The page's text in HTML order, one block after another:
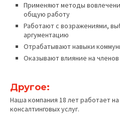
Применяют методы
общую работу
Работают с возражениями,
аргументацию
Отрабатывают навыки
Оказывают влияние на
Другое:
Наша компания 18 лет работает
консалтинговых услуг.